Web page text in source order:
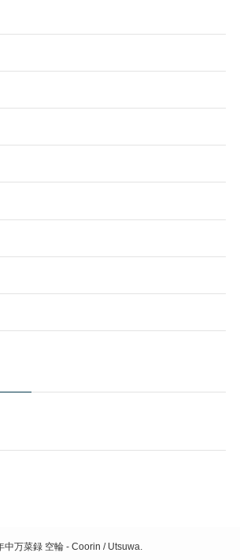
中万菜録 空輪 - Coorin / Utsuwa.